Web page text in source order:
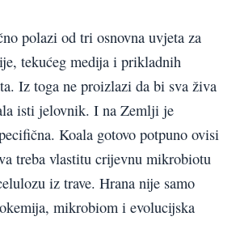
polazi od tri osnovna uvjeta za
tekućeg medija i prikladnih
Iz toga ne proizlazi da bi sva živa
isti jelovnik. I na Zemlji je
Koala gotovo potpuno ovisi
treba vlastitu crijevnu mikrobiotu
iz trave. Hrana nije samo
mikrobiom i evolucijska